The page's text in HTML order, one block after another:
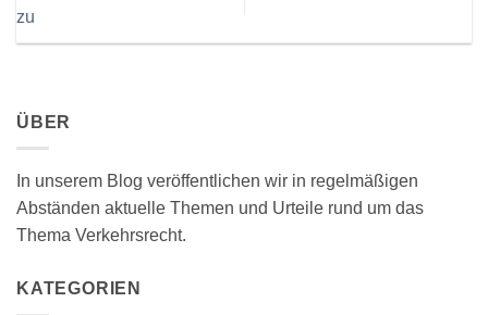
zu
ÜBER
In unserem Blog veröffentlichen wir in regelmäßigen
Abständen aktuelle Themen und Urteile rund um das
Thema Verkehrsrecht.
KATEGORIEN